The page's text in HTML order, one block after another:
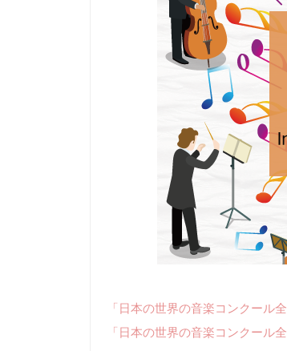
「日本の世界の音楽コンクール
「日本の世界の音楽コンクール